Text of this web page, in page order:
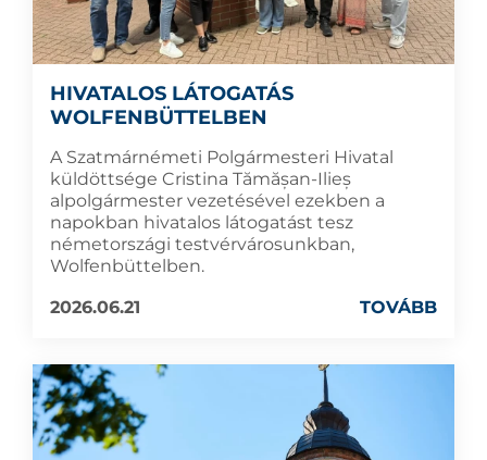
HIVATALOS LÁTOGATÁS
WOLFENBÜTTELBEN
A Szatmárnémeti Polgármesteri Hivatal
küldöttsége Cristina Tămășan-Ilieș
alpolgármester vezetésével ezekben a
napokban hivatalos látogatást tesz
németországi testvérvárosunkban,
Wolfenbüttelben.
2026.06.21
TOVÁBB